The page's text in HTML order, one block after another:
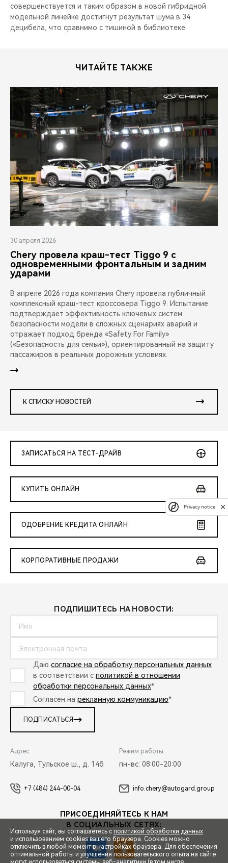
совершенствуется и таким образом в новой гибридной
модельной линейке достигнут результат шума в 34
децибела, что сравнимо с тишиной в библиотеке.
ЧИТАЙТЕ ТАКЖЕ
30 апреля 2026
Chery провела краш-тест Tiggo 9 с
одновременными фронтальным и задним
ударами
В апреле 2026 года компания Chery провела публичный
комплексный краш-тест кроссовера Tiggo 9. Испытание
подтверждает эффективность ключевых систем
безопасности модели в сложных сценариях аварий и
отражает подход бренда «Safety For Family»
(«Безопасность для семьи»), ориентированный на защиту
пассажиров в реальных дорожных условиях.
К СПИСКУ НОВОСТЕЙ
ЗАПИСАТЬСЯ НА ТЕСТ-ДРАЙВ
КУПИТЬ ОНЛАЙН
ОДОБРЕНИЕ КРЕДИТА ОНЛАЙН
КОРПОРАТИВНЫЕ ПРОДАЖИ
ПОДПИШИТЕСЬ НА НОВОСТИ:
Даю согласие на обработку персональных данных
в соответствии с политикой в отношении
обработки персональных данных*
Согласен на рекламную коммуникацию*
ПОДПИСАТЬСЯ
Адрес:
Калуга, Тульское ш., д. 14б
Режим работы:
пн-вс: 08:00-20:00
+7 (484) 244-00-04 info.chery@autogard.group
ПРИСОЕДИНЯЙТЕСЬ К НАМ
В СОЦИАЛЬНЫХ СЕТЯХ:
Используя сайт, вы соглашаетесь с политикой обработки данных
и использованием cookies вашего браузера. Cookies можно
отключить в любой момент в настройках браузера. Для обеспечения
оптимальной работы и улучшения пользовательского опыта на сайте
Privacy notice